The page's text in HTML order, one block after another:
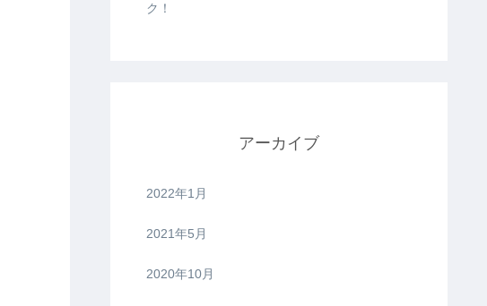
ク！
アーカイブ
2022年1月
2021年5月
2020年10月